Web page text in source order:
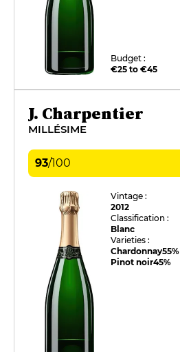
Budget :
€25 to €45
J. Charpentier
MILLÉSIME
93/100
Vintage :
2012
Classification :
Blanc
Varieties :
Chardonnay55%
Pinot noir45%